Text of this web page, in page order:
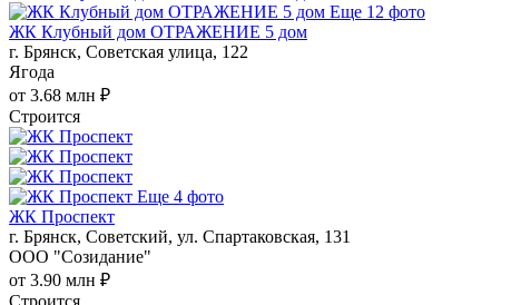
Еще 12 фото
ЖК Клубный дом ОТРАЖЕНИЕ 5 дом
г. Брянск, Советская улица, 122
Ягода
от 3.68 млн ₽
Строится
Еще 4 фото
ЖК Проспект
г. Брянск, Советский, ул. Спартаковская, 131
ООО "Созидание"
от 3.90 млн ₽
Строится